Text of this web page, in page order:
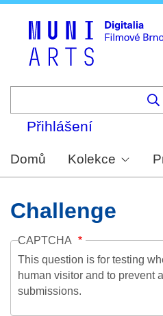
Přihlášení
Domů Kolekce
Challenge
CAPTCHA
This question is for testing
human visitor and to prevent
submissions.